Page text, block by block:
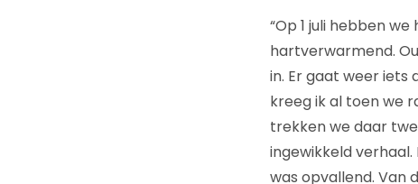
“Op 1 juli hebben
hartverwarmend.
in. Er gaat weer iets
kreeg ik al toen we
trekken we daar
ingewikkeld
was opvallend. Van